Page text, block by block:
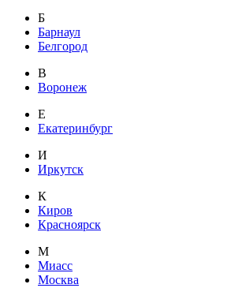
Б
Барнаул
Белгород
В
Воронеж
Е
Екатеринбург
И
Иркутск
К
Киров
Красноярск
М
Миасс
Москва